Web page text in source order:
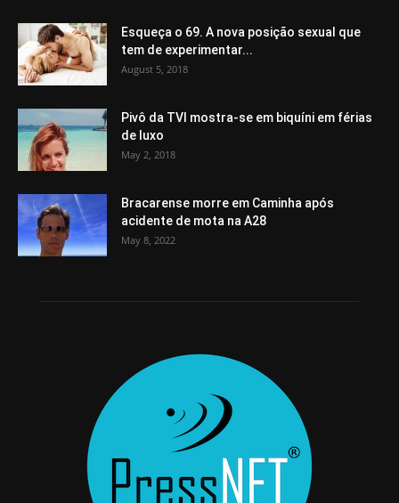
Esqueça o 69. A nova posição sexual que
tem de experimentar...
August 5, 2018
Pivô da TVI mostra-se em biquíni em férias
de luxo
May 2, 2018
Bracarense morre em Caminha após
acidente de mota na A28
May 8, 2022